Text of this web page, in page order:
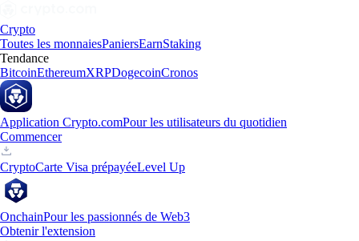
Crypto
Toutes les monnaiesPaniersEarnStaking
Tendance
BitcoinEthereumXRPDogecoinCronos
Application Crypto.comPour les utilisateurs du quotidien
Commencer
CryptoCarte Visa prépayéeLevel Up
OnchainPour les passionnés de Web3
Obtenir l'extension